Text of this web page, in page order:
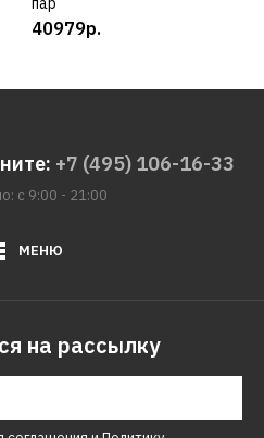
40979р.
+7 (495) 106-16-33
с 9:00 - 21:00
МЕНЮ
на рассылку